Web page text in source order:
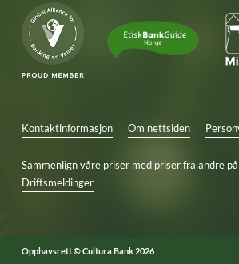
Kontaktinformasjon Om nettsiden
Sammenlign våre priser med priser fra andre på
Driftsmeldinger
Opphavsrett © Cultura Bank 2026